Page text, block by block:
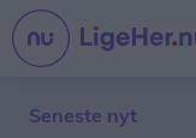
Seneste nyt